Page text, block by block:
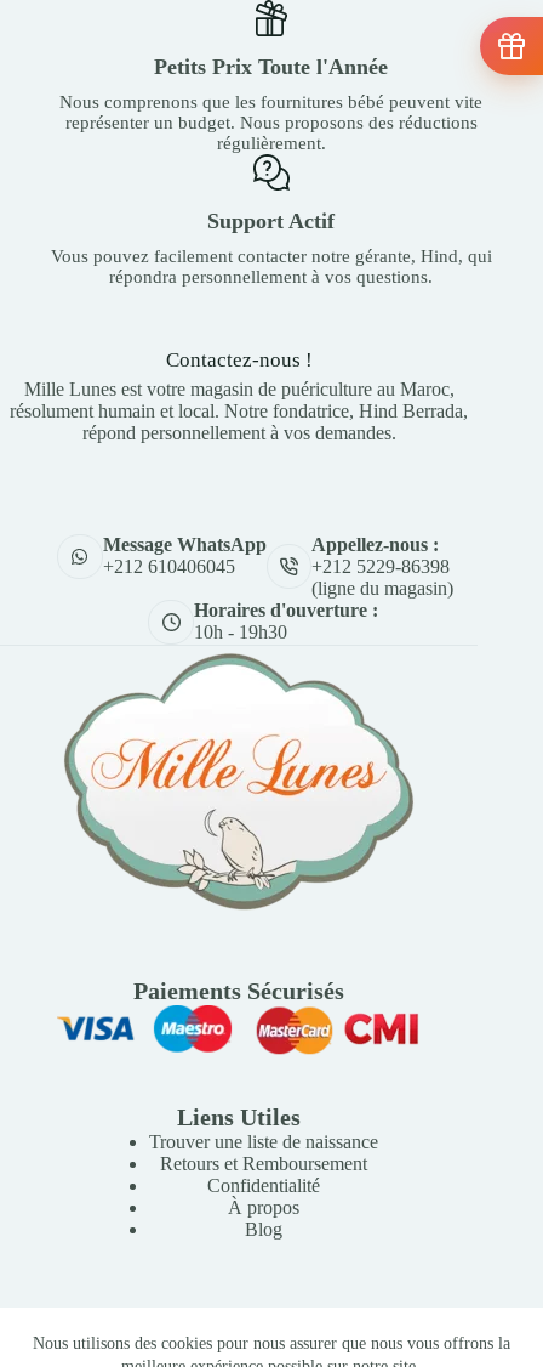
Nous utilisons des cookies pour nous assurer que nous vous offrons la
Petits Prix Toute l'Année
Nous comprenons que les fournitures bébé peuvent vite
représenter un budget. Nous proposons des réductions
régulièrement.
Support Actif
Vous pouvez facilement contacter notre gérante, Hind, qui
répondra personnellement à vos questions.
Contactez-nous !
Mille Lunes est votre magasin de puériculture au Maroc,
résolument humain et local. Notre fondatrice, Hind Berrada,
répond personnellement à vos demandes.
Message WhatsApp
+212 610406045
Appellez-nous :
+212 5229-86398
(ligne du magasin)
Horaires d'ouverture :
10h - 19h30
Paiements Sécurisés
Liens Utiles
Trouver une liste de naissance
Retours et Remboursement
Confidentialité
À propos
Blog
Copyright © 2026 Mille Lunes - Création du site :
Baptiste
-Conditions Générales de Vente